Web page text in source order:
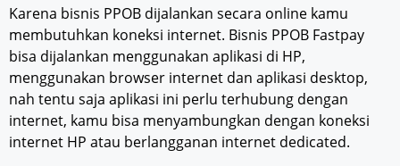
Karena bisnis PPOB dijalankan secara online kamu
membutuhkan koneksi internet. Bisnis PPOB Fastpay
bisa dijalankan menggunakan aplikasi di HP,
menggunakan browser internet dan aplikasi desktop,
nah tentu saja aplikasi ini perlu terhubung dengan
internet, kamu bisa menyambungkan dengan koneksi
internet HP atau berlangganan internet dedicated.